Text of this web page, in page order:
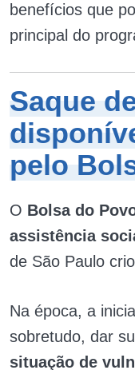
benefícios que
principal do
Saque
pelo
O Bolsa do
assistência
de São Paulo
Na época, a
sobretudo, dar
situação de